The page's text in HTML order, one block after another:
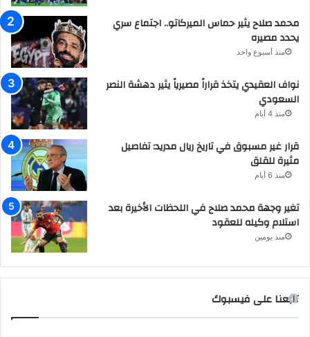
محمد صلاح يثير حماس الميركاتو.. اجتماع سري
يحدد مصيره
منذ أسبوع واحد
نواف العقيدي يتخذ قراراً مصيرياً يثير دهشة النصر
السعودي
منذ 4 أيام
قرار غير مسبوق في تاريخ ريال مدريد: تفاصيل
مثيرة للقلق
منذ 6 أيام
تغير وجهة محمد صلاح في اللحظات الأخيرة بعد
استلام وكيله للعقود
منذ يومين
تابعنا على فيسبوك